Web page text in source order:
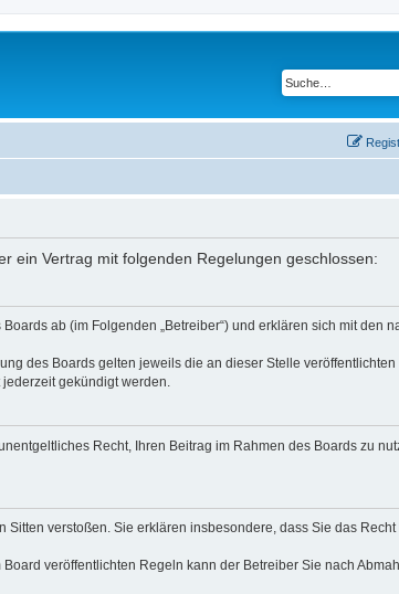
ein Vertrag mit folgenden Regelungen geschlossen:
ab (im Folgenden „Betreiber“) und erklären sich mit den
des Boards gelten jeweils die an dieser Stelle
gekündigt werden.
Recht, Ihren Beitrag im Rahmen des Boards zu
verstoßen. Sie erklären insbesondere, dass Sie das
veröffentlichten Regeln kann der Betreiber Sie nach